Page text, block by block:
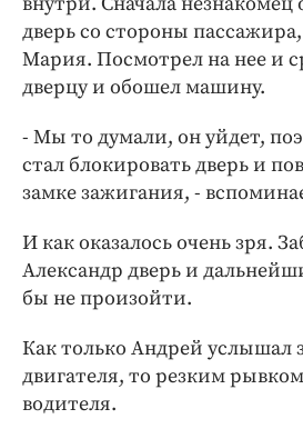
дверь со стороны пассажира,
Мария. Посмотрел на нее и
дверцу и обошел машину.
- Мы то думали, он уйдет,
стал блокировать дверь и
замке зажигания, -
И как оказалось очень зря.
Александр дверь и
бы не произойти.
Как только Андрей услышал
двигателя, то резким
водителя.